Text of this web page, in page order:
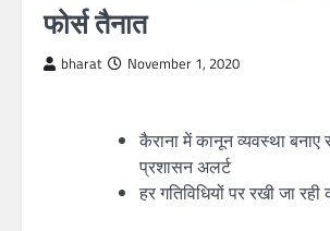
फोर्स तैनात
bharat November 1, 2020
कैराना में कानून व्यवस्था
प्रशासन अलर्ट
हर गतिविधियों पर रखी जा